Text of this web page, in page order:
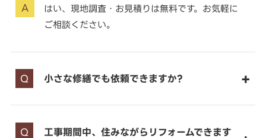
はい、現地調査・お見積りは無料です。お気軽に
ご相談ください。
小さな修繕でも依頼できますか?
工事期間中、住みながらリフォームできます